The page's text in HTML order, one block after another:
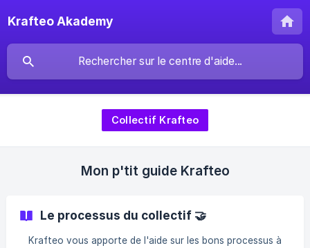
Krafteo Akademy
Collectif Krafteo
Mon p'tit guide Krafteo
Le processus du collectif 🤝
Krafteo vous apporte de l'aide sur les bons processus à